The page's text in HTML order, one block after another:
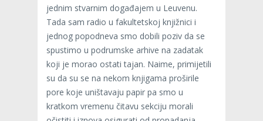
jednim stvarnim događajem u Leuvenu.
Tada sam radio u fakultetskoj knjižnici i
jednog popodneva smo dobili poziv da se
spustimo u podrumske arhive na zadatak
koji je morao ostati tajan. Naime, primijetili
su da su se na nekom knjigama proširile
pore koje uništavaju papir pa smo u
kratkom vremenu čitavu sekciju morali